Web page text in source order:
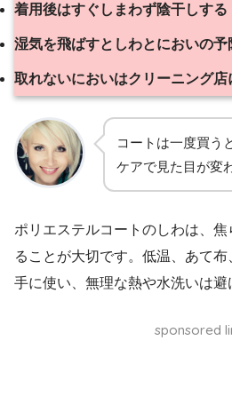
着用後はすぐしまわず陰干しする
湿気を飛ばすとしわとにおいの予
取れないにおいはクリーニング店
コートは一度買う
ケアで見た目が変
ポリエステルコートのしわは、焦
ることが大切です。低温、あて
手に使い、無理な熱や水洗いは避
sponsored